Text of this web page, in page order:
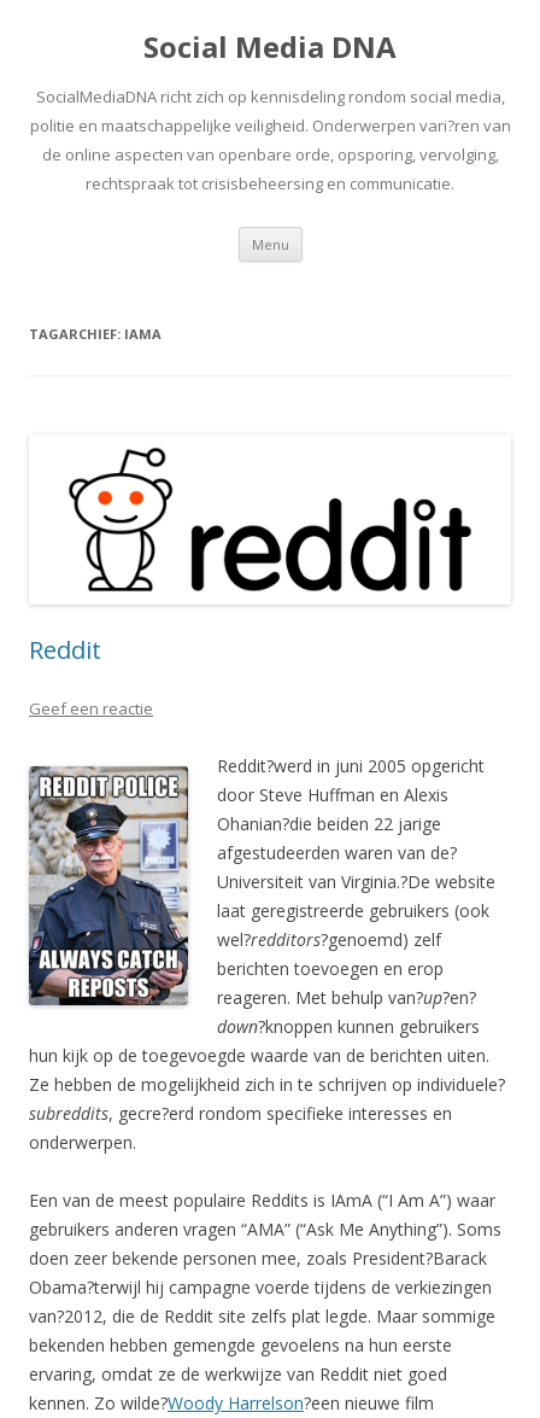
Social Media DNA
SocialMediaDNA richt zich op kennisdeling rondom social media,
politie en maatschappelijke veiligheid. Onderwerpen vari?ren van
de online aspecten van openbare orde, opsporing, vervolging,
rechtspraak tot crisisbeheersing en communicatie.
Menu Spring
inhoud
TAGARCHIEF: IAMA
Reddit
Geef een reactie
Reddit?werd in juni 2005 opgericht
door Steve Huffman en Alexis
Ohanian?die beiden 22 jarige
afgestudeerden waren van de?
Universiteit van Virginia.?De website
laat geregistreerde gebruikers (ook
wel?redditors?genoemd) zelf
berichten toevoegen en erop
reageren. Met behulp van?up?en?
down?knoppen kunnen gebruikers
hun kijk op de toegevoegde waarde van de berichten uiten.
Ze hebben de mogelijkheid zich in te schrijven op individuele?
subreddits, gecre?erd rondom specifieke interesses en
onderwerpen.
Een van de meest populaire Reddits is IAmA (“I Am A”) waar
gebruikers anderen vragen “AMA” (“Ask Me Anything”). Soms
doen zeer bekende personen mee, zoals President?Barack
Obama?terwijl hij campagne voerde tijdens de verkiezingen
van?2012, die de Reddit site zelfs plat legde. Maar sommige
bekenden hebben gemengde gevoelens na hun eerste
ervaring, omdat ze de werkwijze van Reddit niet goed
kennen. Zo wilde?Woody Harrelson?een nieuwe film